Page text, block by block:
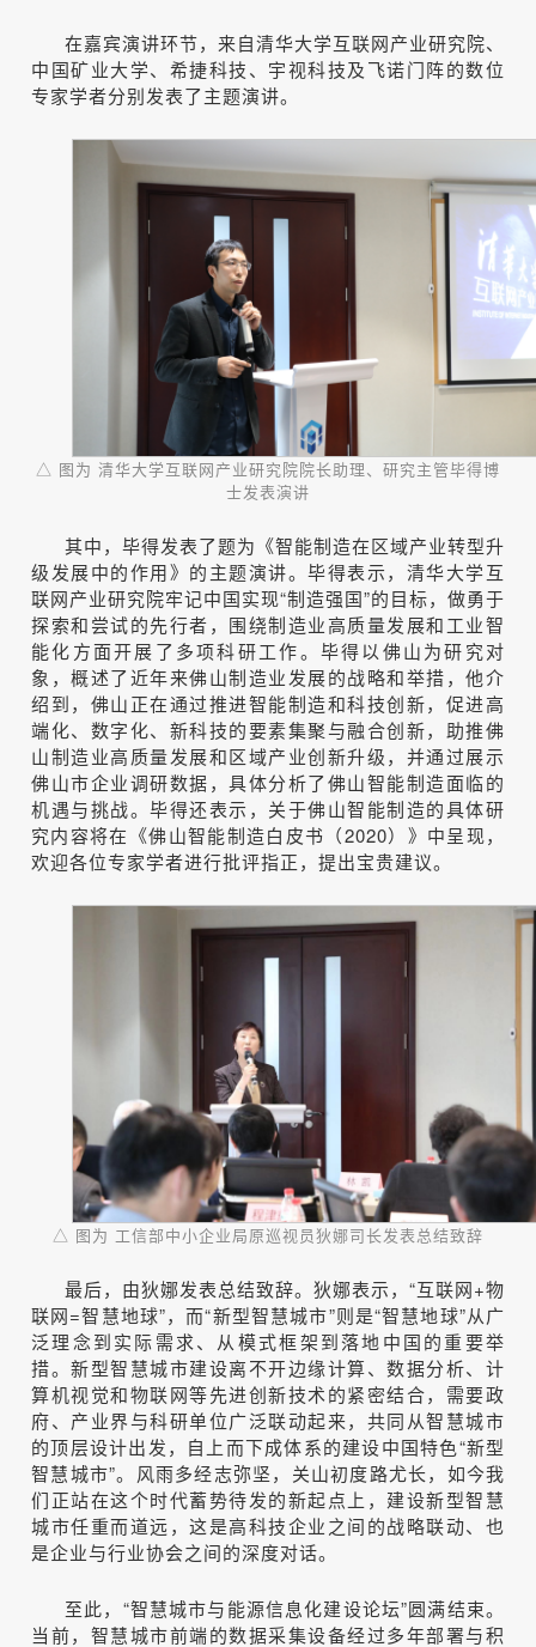
在嘉宾演讲环节，来自清华大学互联网产业研究院、
中国矿业大学、希捷科技、宇视科技及飞诺门阵的数位
专家学者分别发表了主题演讲。
△ 图为 清华大学互联网产业研究院院长助理、研究主管毕得博
士发表演讲
其中，毕得发表了题为《智能制造在区域产业转型升
级发展中的作用》的主题演讲。毕得表示，清华大学互
联网产业研究院牢记中国实现“制造强国”的目标，做勇于
探索和尝试的先行者，围绕制造业高质量发展和工业智
能化方面开展了多项科研工作。毕得以佛山为研究对
象，概述了近年来佛山制造业发展的战略和举措，他介
绍到，佛山正在通过推进智能制造和科技创新，促进高
端化、数字化、新科技的要素集聚与融合创新，助推佛
山制造业高质量发展和区域产业创新升级，并通过展示
佛山市企业调研数据，具体分析了佛山智能制造面临的
机遇与挑战。毕得还表示，关于佛山智能制造的具体研
究内容将在《佛山智能制造白皮书（2020）》中呈现，
欢迎各位专家学者进行批评指正，提出宝贵建议。
△ 图为 工信部中小企业局原巡视员狄娜司长发表总结致辞
最后，由狄娜发表总结致辞。狄娜表示，“互联网+物
联网=智慧地球”，而“新型智慧城市”则是“智慧地球”从广
泛理念到实际需求、从模式框架到落地中国的重要举
措。新型智慧城市建设离不开边缘计算、数据分析、计
算机视觉和物联网等先进创新技术的紧密结合，需要政
府、产业界与科研单位广泛联动起来，共同从智慧城市
的顶层设计出发，自上而下成体系的建设中国特色“新型
智慧城市”。风雨多经志弥坚，关山初度路尤长，如今我
们正站在这个时代蓄势待发的新起点上，建设新型智慧
城市任重而道远，这是高科技企业之间的战略联动、也
是企业与行业协会之间的深度对话。
至此，“智慧城市与能源信息化建设论坛”圆满结束。
当前，智慧城市前端的数据采集设备经过多年部署与积